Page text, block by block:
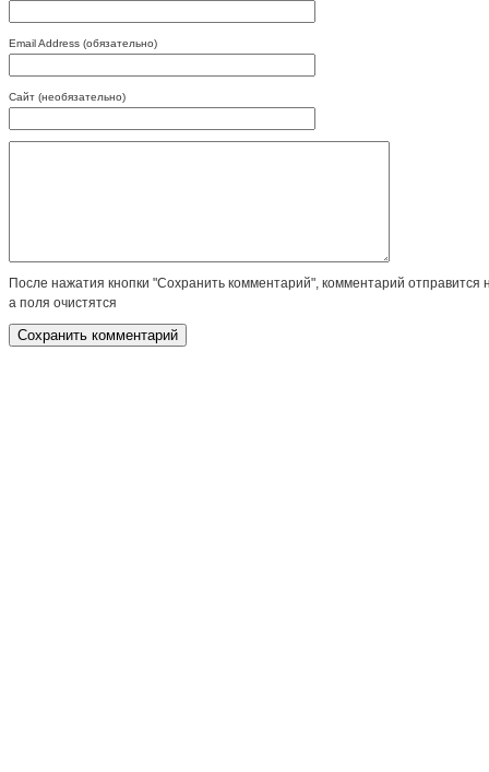
Email Address (обязательно)
Сайт (необязательно)
После нажатия кнопки "Сохранить комментарий", комментарий отправится
а поля очистятся